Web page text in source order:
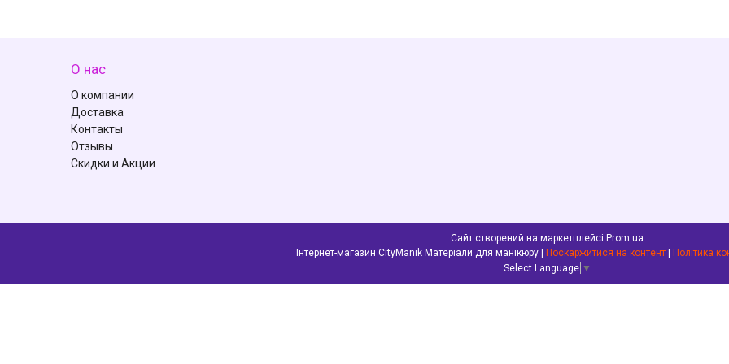
О нас
О компании
Доставка
Контакты
Отзывы
Скидки и Акции
Сайт створений на маркетплейсі Prom.ua
Поскаржитися на контент
Політика
Select Language ▼